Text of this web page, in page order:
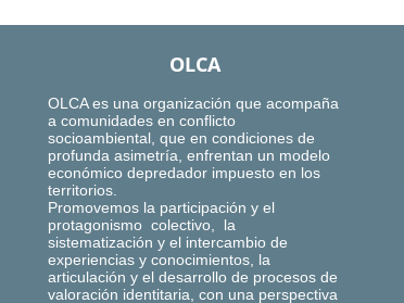
OLCA
OLCA es una organización que acompaña
a comunidades en conflicto
socioambiental, que en condiciones de
profunda asimetría, enfrentan un modelo
económico depredador impuesto en los
territorios.
Promovemos la participación y el
protagonismo colectivo, la
sistematización y el intercambio de
experiencias y conocimientos, la
articulación y el desarrollo de procesos de
valoración identitaria, con una perspectiva